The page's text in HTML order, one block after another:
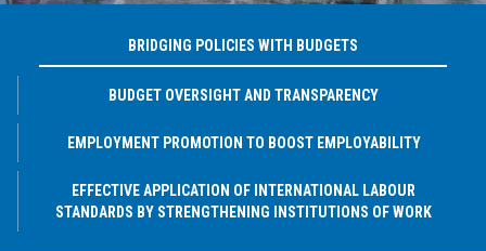
BRIDGING POLICIES WITH BUDGETS
BUDGET OVERSIGHT AND TRANSPARENCY
EMPLOYMENT PROMOTION TO BOOST EMPLOYABILITY
EFFECTIVE APPLICATION OF INTERNATIONAL LABOUR
STANDARDS BY STRENGTHENING INSTITUTIONS OF WORK